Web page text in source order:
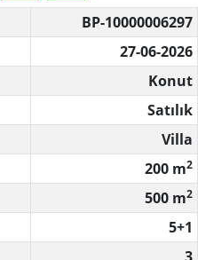
BP-10000006297
27-06-2026
Konut
Satılık
Villa
200 m2
500 m2
5+1